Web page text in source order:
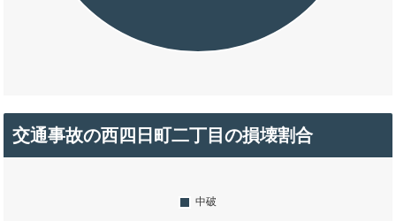
交通事故の西四日町二丁目の損壊割合